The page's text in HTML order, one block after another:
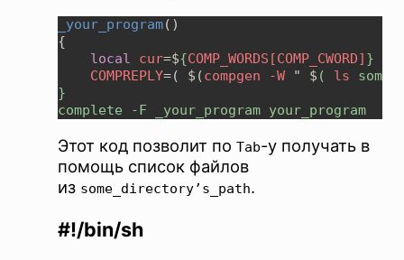
_your_program
local cur=${COMP_WORDS[COMP_CWORD]
COMPREPLY=( $(compgen -W " $ ( ls
Этот код позволит по Tab-у получать в
помощь список файлов
из some_directory’s_path.
#!/bin/sh